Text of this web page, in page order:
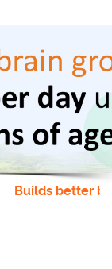
Builds better